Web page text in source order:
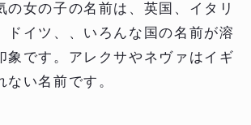
の女の子の名前は、英国、イタリ
ドイツ、、いろんな国の名前が溶
象です。アレクサやネヴァはイギ
ない名前です。